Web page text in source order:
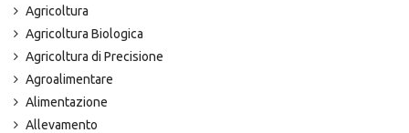
Agricoltura
Agricoltura Biologica
Agricoltura di Precisione
Agroalimentare
Alimentazione
Allevamento